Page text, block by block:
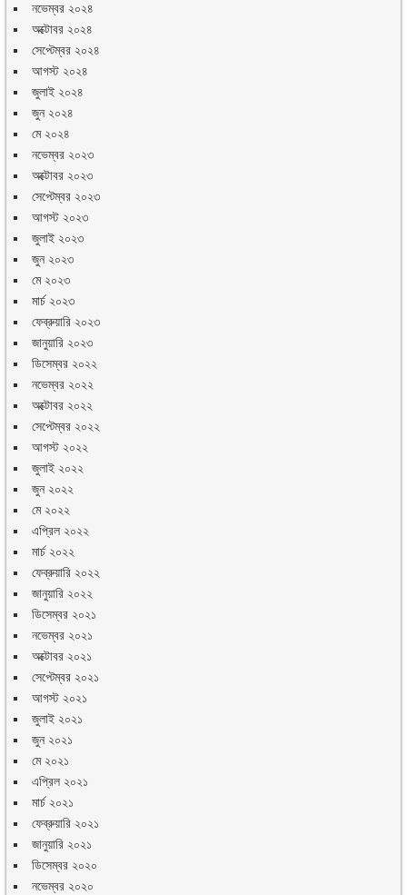
নভেম্বর ২০২৪
অক্টোবর ২০২৪
সেপ্টেম্বর ২০২৪
আগস্ট ২০২৪
জুলাই ২০২৪
জুন ২০২৪
মে ২০২৪
নভেম্বর ২০২৩
অক্টোবর ২০২৩
সেপ্টেম্বর ২০২৩
আগস্ট ২০২৩
জুলাই ২০২৩
জুন ২০২৩
মে ২০২৩
মার্চ ২০২৩
ফেব্রুয়ারি ২০২৩
জানুয়ারি ২০২৩
ডিসেম্বর ২০২২
নভেম্বর ২০২২
অক্টোবর ২০২২
সেপ্টেম্বর ২০২২
আগস্ট ২০২২
জুলাই ২০২২
জুন ২০২২
মে ২০২২
এপ্রিল ২০২২
মার্চ ২০২২
ফেব্রুয়ারি ২০২২
জানুয়ারি ২০২২
ডিসেম্বর ২০২১
নভেম্বর ২০২১
অক্টোবর ২০২১
সেপ্টেম্বর ২০২১
আগস্ট ২০২১
জুলাই ২০২১
জুন ২০২১
মে ২০২১
এপ্রিল ২০২১
মার্চ ২০২১
ফেব্রুয়ারি ২০২১
জানুয়ারি ২০২১
ডিসেম্বর ২০২০
নভেম্বর ২০২০